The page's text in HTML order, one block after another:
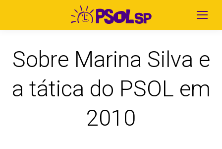
Sobre Marina Silva e
a tática do PSOL em
2010